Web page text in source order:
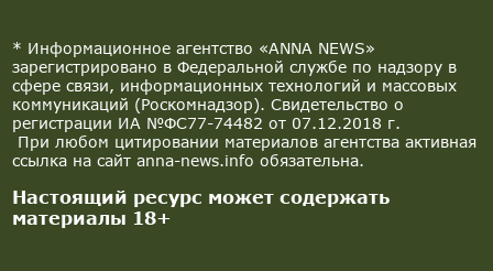
* Информационное агентство «ANNA NEWS»
зарегистрировано в Федеральной службе по надзору в
сфере связи, информационных технологий и массовых
коммуникаций (Роскомнадзор). Свидетельство о
регистрации ИА №ФС77-74482 от 07.12.2018 г.
При любом цитировании материалов агентства активная
ссылка на сайт anna-news.info обязательна.
Настоящий ресурс может содержать
материалы 18+